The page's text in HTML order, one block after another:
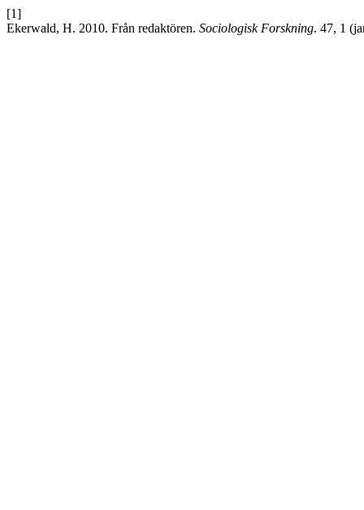
[1]
Ekerwald, H. 2010. Från redaktören. Sociologisk Forskning. 47, 1